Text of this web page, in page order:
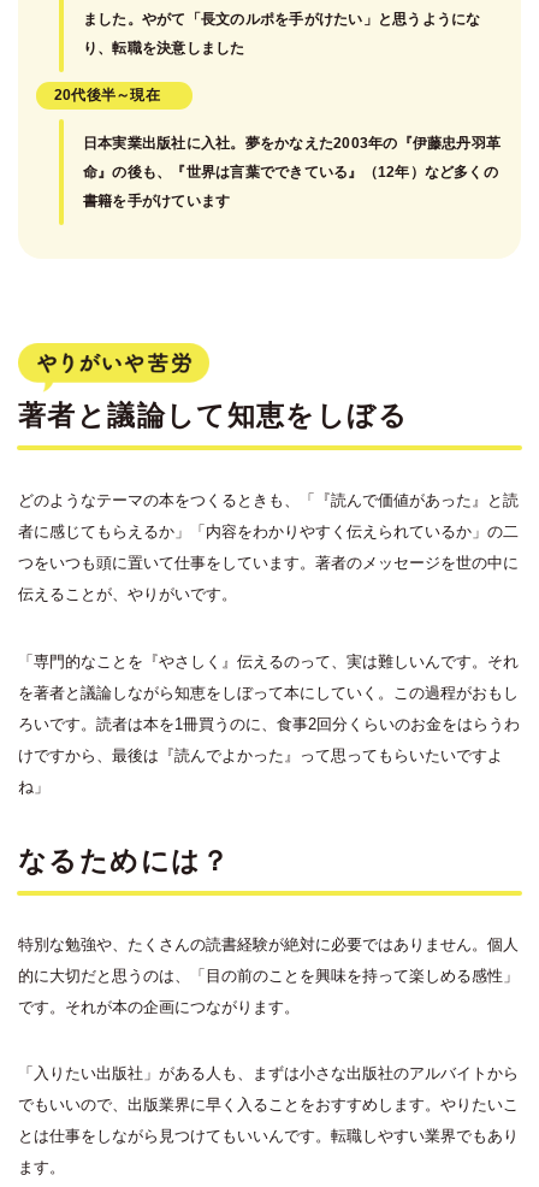
ました。やがて「長文のルポを手がけたい」と思うようにな
り、転職を決意しました
20代後半～現在
日本実業出版社に入社。夢をかなえた2003年の『伊藤忠丹羽革
命』の後も、『世界は言葉でできている』（12年）など多くの
書籍を手がけています
著者と議論して知恵をしぼる
どのようなテーマの本をつくるときも、「『読んで価値があった』と読
者に感じてもらえるか」「内容をわかりやすく伝えられているか」の二
つをいつも頭に置いて仕事をしています。著者のメッセージを世の中に
伝えることが、やりがいです。
「専門的なことを『やさしく』伝えるのって、実は難しいんです。それ
を著者と議論しながら知恵をしぼって本にしていく。この過程がおもし
ろいです。読者は本を1冊買うのに、食事2回分くらいのお金をはらうわ
けですから、最後は『読んでよかった』って思ってもらいたいですよ
ね」
なるためには？
特別な勉強や、たくさんの読書経験が絶対に必要ではありません。個人
的に大切だと思うのは、「目の前のことを興味を持って楽しめる感性」
です。それが本の企画につながります。
「入りたい出版社」がある人も、まずは小さな出版社のアルバイトから
でもいいので、出版業界に早く入ることをおすすめします。やりたいこ
とは仕事をしながら見つけてもいいんです。転職しやすい業界でもあり
ます。